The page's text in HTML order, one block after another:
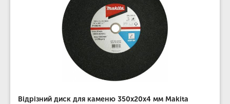
Відрізний диск для каменю 350х20х4 мм Makita